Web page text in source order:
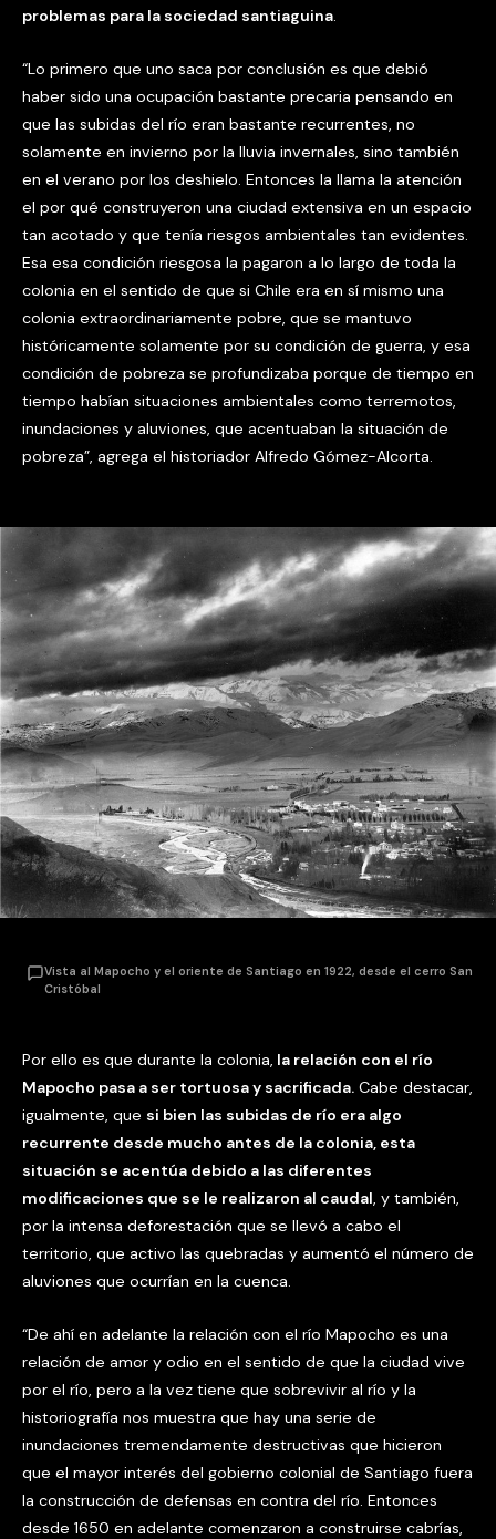
problemas para la sociedad santiaguina.
“Lo primero que uno saca por conclusión es que debió
haber sido una ocupación bastante precaria pensando en
que las subidas del río eran bastante recurrentes, no
solamente en invierno por la lluvia invernales, sino también
en el verano por los deshielo. Entonces la llama la atención
el por qué construyeron una ciudad extensiva en un espacio
tan acotado y que tenía riesgos ambientales tan evidentes.
Esa esa condición riesgosa la pagaron a lo largo de toda la
colonia en el sentido de que si Chile era en sí mismo una
colonia extraordinariamente pobre, que se mantuvo
históricamente solamente por su condición de guerra, y esa
condición de pobreza se profundizaba porque de tiempo en
tiempo habían situaciones ambientales como terremotos,
inundaciones y aluviones, que acentuaban la situación de
pobreza”, agrega el historiador Alfredo Gómez-Alcorta.
Vista al Mapocho y el oriente de Santiago en 1922, desde el cerro San
Cristóbal
Por ello es que durante la colonia, la relación con el río
Mapocho pasa a ser tortuosa y sacrificada. Cabe destacar,
igualmente, que si bien las subidas de río era algo
recurrente desde mucho antes de la colonia, esta
situación se acentúa debido a las diferentes
modificaciones que se le realizaron al caudal, y también,
por la intensa deforestación que se llevó a cabo el
territorio, que activo las quebradas y aumentó el número de
aluviones que ocurrían en la cuenca.
“De ahí en adelante la relación con el río Mapocho es una
relación de amor y odio en el sentido de que la ciudad vive
por el río, pero a la vez tiene que sobrevivir al río y la
historiografía nos muestra que hay una serie de
inundaciones tremendamente destructivas que hicieron
que el mayor interés del gobierno colonial de Santiago fuera
la construcción de defensas en contra del río. Entonces
desde 1650 en adelante comenzaron a construirse cabrías,